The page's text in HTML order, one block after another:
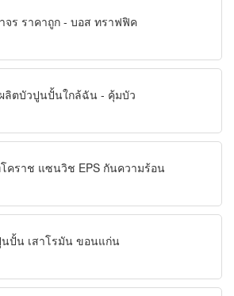
จร ราคาถูก - บอส ทราฟฟิค
ลิตบัวปูนปั้นใกล้ฉัน - คุ้มบัว
คราช แซนวิช EPS กันความร้อน
ปั้น เสาโรมัน ขอนแก่น